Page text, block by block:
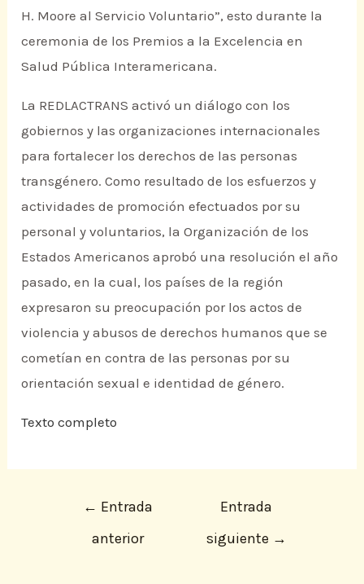
H. Moore al Servicio Voluntario”, esto durante la
ceremonia de los Premios a la Excelencia en
Salud Pública Interamericana.
La REDLACTRANS activó un diálogo con los
gobiernos y las organizaciones internacionales
para fortalecer los derechos de las personas
transgénero. Como resultado de los esfuerzos y
actividades de promoción efectuados por su
personal y voluntarios, la Organización de los
Estados Americanos aprobó una resolución el año
pasado, en la cual, los países de la región
expresaron su preocupación por los actos de
violencia y abusos de derechos humanos que se
cometían en contra de las personas por su
orientación sexual e identidad de género.
Texto completo
← Entrada
anterior
Entrada
siguiente →